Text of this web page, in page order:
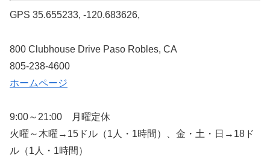
GPS 35.655233, -120.683626,
800 Clubhouse Drive Paso Robles, CA
805-238-4600
ホームページ
9:00～21:00 月曜定休
火曜～木曜→15ドル（1人・1時間）、金・土・日→18ド
ル（1人・1時間）